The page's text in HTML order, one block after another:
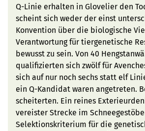
Q-Linie erhalten in Glovelier den
scheint sich weder der einst
Konvention über die biologische
Verantwortung für tiergenetische
bewusst zu sein. Von 40
qualifizierten sich zwölf für
sich auf nur noch sechs statt elf
ein Q-Kandidat waren angetreten.
scheiterten. Ein reines
vereister Strecke im
Selektionskriterium für die